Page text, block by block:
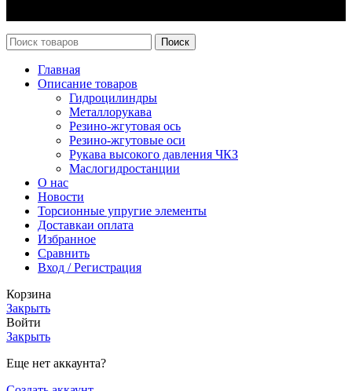
Поиск
Главная
Описание товаров
Гидроцилиндры
Металлорукава
Резино-жгутовая ось
Резино-жгутовые оси
Рукава высокого давления ЧКЗ
Маслогидростанции
О нас
Новости
Торсионные упругие элементы
Доставкаи оплата
Избранное
Сравнить
Вход / Регистрация
Корзина
Закрыть
Войти
Закрыть
Еще нет аккаунта?